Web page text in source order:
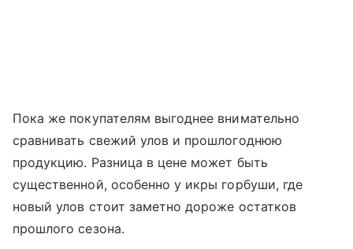
Пока же покупателям выгоднее внимательно
сравнивать свежий улов и прошлогоднюю
продукцию. Разница в цене может быть
существенной, особенно у икры горбуши, где
новый улов стоит заметно дороже остатков
прошлого сезона.